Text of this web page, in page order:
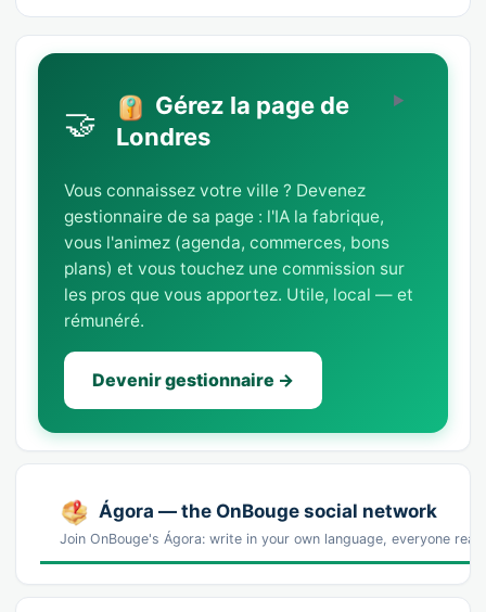
🤝
Gérez la page de
Londres
Vous connaissez votre ville ? Devenez
gestionnaire de sa page : l'IA la fabrique,
vous l'animez (agenda, commerces, bons
plans) et vous touchez une commission sur
les pros que vous apportez. Utile, local — et
rémunéré.
Devenir gestionnaire →
Ágora — the OnBouge social network
Join OnBouge's Ágora: write in your own language, everyone